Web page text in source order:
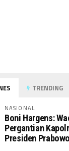
TRENDING
NASIONAL
Boni Hargens:
Pergantian
Presiden Prabowo